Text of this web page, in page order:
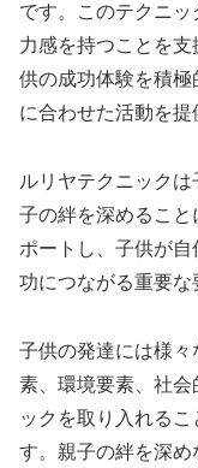
です。このテクニ
力感を持つことを
供の成功体験を積
に合わせた活動を提
ルリヤテクニック
子の絆を深めるこ
ポートし、子供が
功につながる重要な
子供の発達には様
素、環境要素、社
ックを取り入れる
す。親子の絆を深